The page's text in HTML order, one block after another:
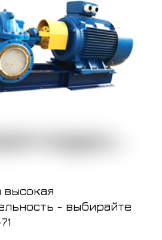
высокая
- выбирайте